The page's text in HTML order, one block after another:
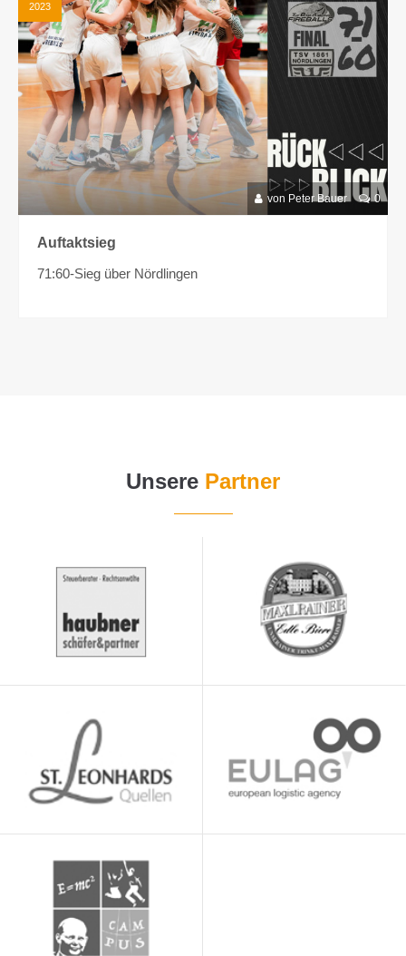
2023
von Peter Bauer 0
Auftaktsieg
71:60-Sieg über Nördlingen
Unsere Partner